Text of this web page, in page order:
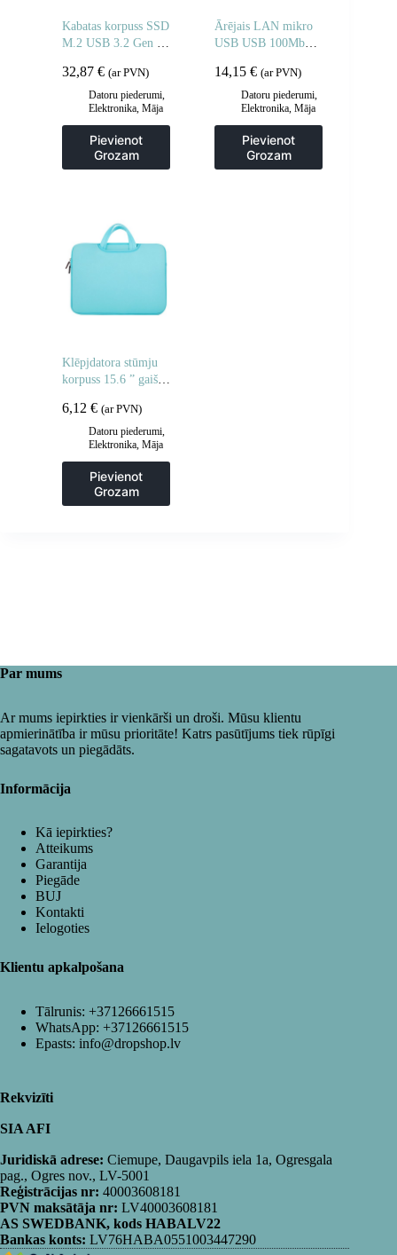
Kabatas korpuss SSD
M.2 USB 3.2 Gen 2
10Gbps pelēkā krāsā
32,87 € (ar PVN)
Datoru piederumi,
Elektronika, Māja
Pievienot
Grozam
Ārējais LAN mikro
USB USB 100Mbps
melns
14,15€ (ar PVN)
Datoru piederumi,
Elektronika,Māja
Pievienot
Grozam
Klēpjdatora stūmju
korpuss 15.6 ” gaiši
6,12 € (ar PVN)
Datoru piederumi
Elektronika Māja
Pievienot
Grozam
Par mums
Ar mums iepirkties ir vienkārši un droši. Mūsu klientu
apmierinātība ir mūsu prioritāte! Katrs pasūtījums tiek rūpīgi
sagatavots un piegādāts.
Informācija
Kā iepirkties?
Atteikums
Garantija
Piegāde
BUJ
Kontakti
Ielogoties
Klientu apkalpošana
Tālrunis: +37126661515
WhatsApp: +37126661515
Epasts: info@dropshop.lv
Rekvizīti
SIA AFI
Juridiskā adrese: Ciemupe, Daugavpils iela 1a, Ogresgala
pag., Ogres nov., LV-5001
Reģistrācijas nr: 40003608181
PVN maksātāja nr: LV40003608181
AS SWEDBANK, kods HABALV22
Bankas konts: LV76HABA0551003447290